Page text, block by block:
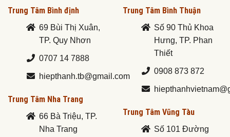
Trung Tâm Bình định
69 Bùi Thị Xuân,
TP. Quy Nhơn
0707 14 7888
hiepthanh.tb@gmail.com
Trung Tâm Nha Trang
66 Bà Triệu, TP.
Nha Trang
Trung Tâm Bình Thuận
Số 90 Thủ Khoa
Hưng, TP. Phan
Thiết
0908 873 872
Trung Tâm Vũng Tàu
Số 101 Đường